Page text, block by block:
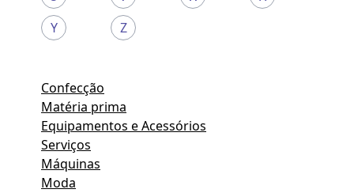
Y
Z
Confecção
Matéria prima
Equipamentos e Acessórios
Serviços
Máquinas
Moda